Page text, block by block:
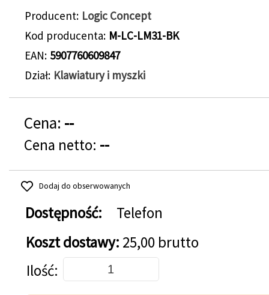
Producent Logic Concept
Kod producenta M-LC-LM31-BK
EAN 5907760609847
Dział Klawiatury i myszki
Cena: --
Cena netto: --
Dodaj do obserwowanych
Dostępność:
Telefon
Koszt dostawy: 25,00 brutto
Dodaj do koszyka
Ilość